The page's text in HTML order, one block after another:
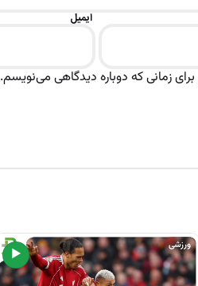
ایمیل
زمانی که دوباره دیدگاهی می‌نویسم.
▶
ورزشی